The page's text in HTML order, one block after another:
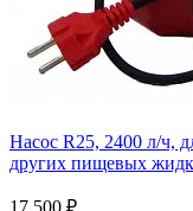
Насос R25, 2400 л/ч,
других пищевых
17 500 ₽